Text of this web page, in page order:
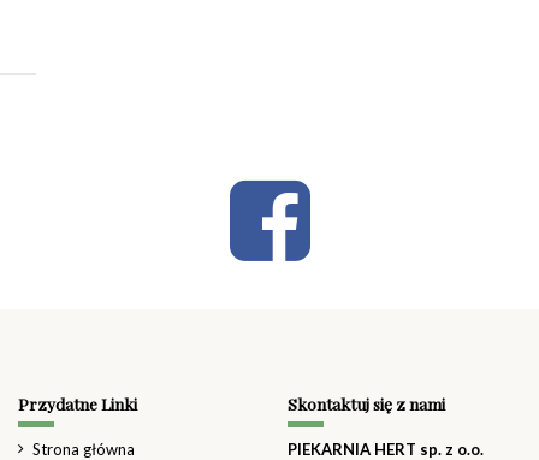
Przydatne Linki
Strona główna
Skontaktuj się z nami
PIEKARNIA HERT sp. z o.o.